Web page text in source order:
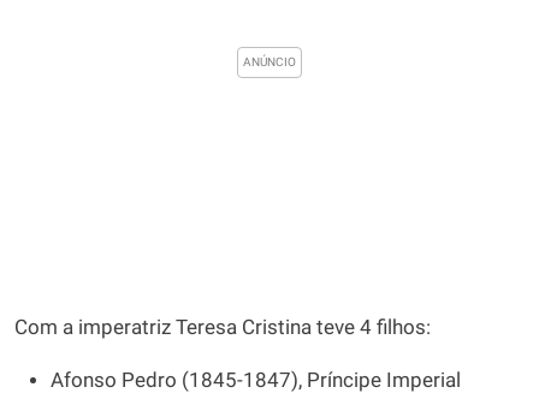
Com a imperatriz Teresa Cristina teve 4 filhos:
Afonso Pedro (1845-1847), Príncipe Imperial